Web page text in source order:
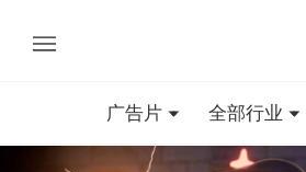
广告片 全部行业